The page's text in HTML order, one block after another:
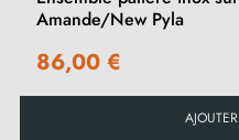
Amande/New Pyla
86,00 €